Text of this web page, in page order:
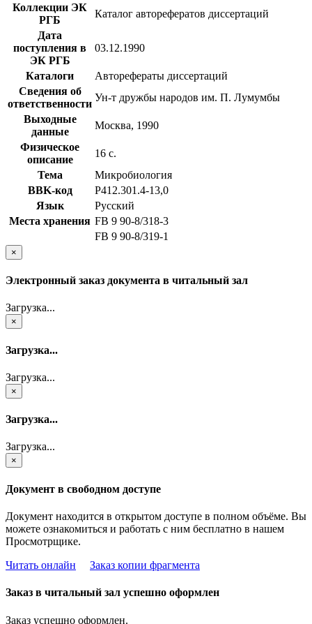
Коллекции ЭК
РГБ
Каталог авторефератов диссертаций
Дата
поступления в
ЭК РГБ
03.12.1990
Каталоги
Авторефераты диссертаций
Сведения об
ответственности
Ун-т дружбы народов им. П. Лумумбы
Выходные
данные
Москва, 1990
Физическое
описание
16 с.
Тема
Микробиология
BBK-код
Р412.301.4-13,0
Язык
Русский
Места хранения FB 9 90-8/318-3
FB 9 90-8/319-1
×
Электронный заказ документа в читальный зал
Загрузка...
×
Загрузка...
Загрузка...
×
Загрузка...
Загрузка...
×
Документ в свободном доступе
Документ находится в открытом доступе в полном объёме. Вы
можете ознакомиться и работать с ним бесплатно в нашем
Просмотрщике.
Читать онлайн
Заказ копии фрагмента
Заказ в читальный зал успешно оформлен
Заказ успешно оформлен.